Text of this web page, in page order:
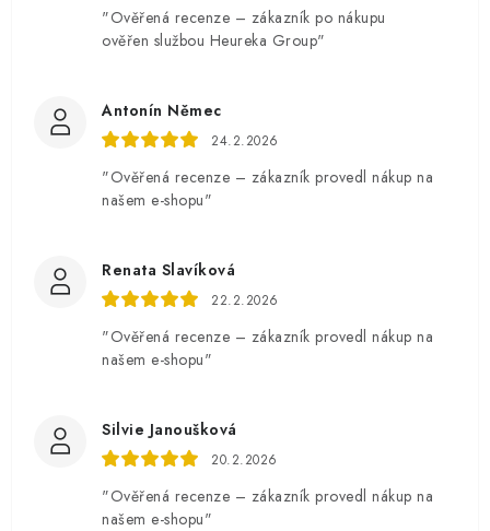
"Ověřená recenze – zákazník po nákupu
ověřen službou Heureka Group"
Antonín Němec
24.2.2026
"Ověřená recenze – zákazník provedl nákup na
našem e-shopu"
Renata Slavíková
22.2.2026
"Ověřená recenze – zákazník provedl nákup na
našem e-shopu"
Silvie Janoušková
20.2.2026
"Ověřená recenze – zákazník provedl nákup na
našem e-shopu"